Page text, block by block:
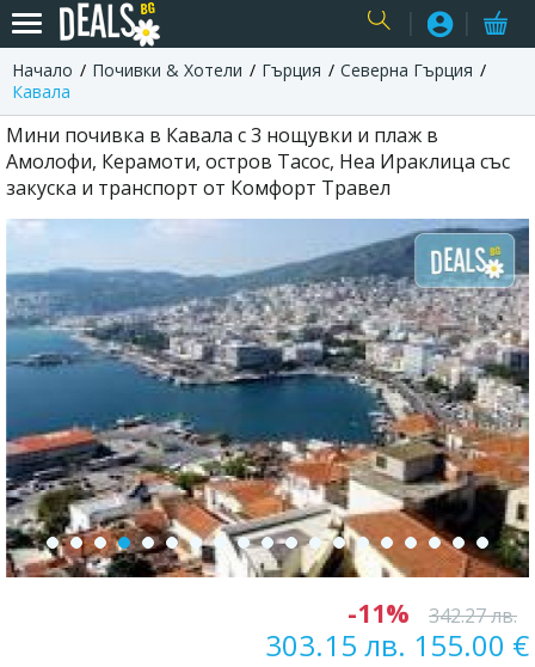
USER
Начало Почивки & Хотели Гърция
Северна Гърция
Кавала
Мини почивка в Кавала с 3 нощувки и плаж в
Амолофи, Керамоти, остров Тасос, Неа Ираклица със
закуска и транспорт от Комфорт Травел
-11% 342.27 лв.
303.15 лв. 155.00 €